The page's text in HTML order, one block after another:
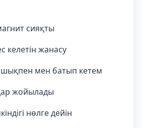
сияқты
келетін жанасу
мен батып кетем
жойылады
нөлге дейін